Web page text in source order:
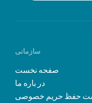
سازمانی
صفحه نخست
در باره ما
حفظ حریم خصوصی